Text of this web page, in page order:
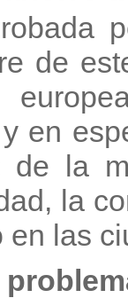
de
en
de la
la
en las